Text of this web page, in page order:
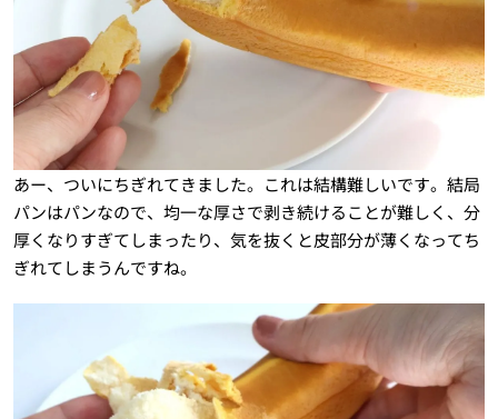
あー、ついにちぎれてきました。これは結構難しいです。結局
パンはパンなので、均一な厚さで剥き続けることが難しく、分
厚くなりすぎてしまったり、気を抜くと皮部分が薄くなってち
ぎれてしまうんですね。